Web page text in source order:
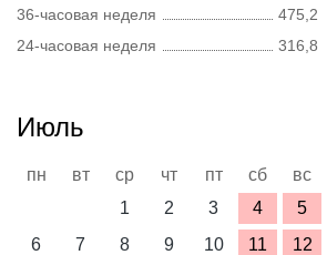
36-часовая неделя
475,2
24-часовая неделя
316,8
Июль
пн вт ср чт пт сб
вс
1
2 3 4
5
6
7 8 9 10 11
12